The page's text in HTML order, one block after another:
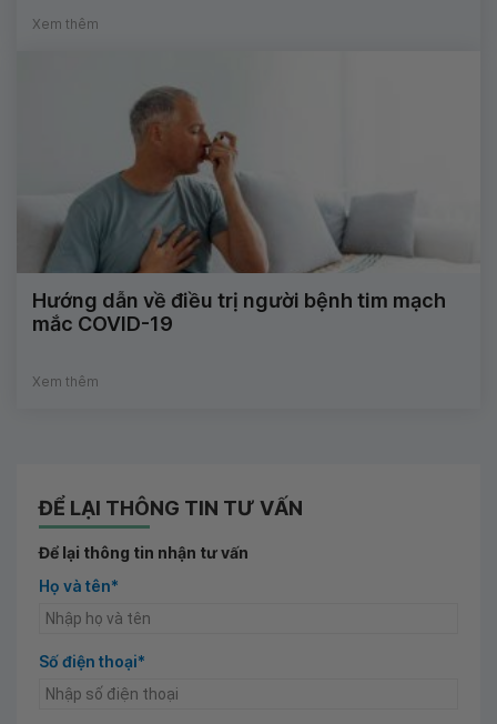
Xem thêm
Hướng dẫn về điều trị người bệnh tim mạch
mắc COVID-19
Xem thêm
ĐỂ LẠI THÔNG TIN TƯ VẤN
Để lại thông tin nhận tư vấn
Họ và tên*
Số điện thoại*